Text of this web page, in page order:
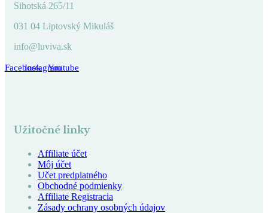
Sihotská 265/11
031 04 Liptovský Mikuláš
info@luviva.sk
FacebookInstagramYoutube
Užitočné linky
Affiliate účet
Môj účet
Učet predplatného
Obchodné podmienky
Affiliate Registracia
Zásady ochrany osobných údajov